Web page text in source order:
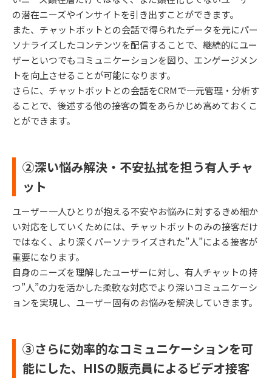
の潜在ニーズやインサイトを引き出すことができます。
また、チャットボットとの会話で得られたデータを元にパー
ソナライズしたコンテンツを配信することで、継続的にユー
ザーといつでもコミュニケーションを図り、エンゲージメン
トを向上させることが可能になります。
さらに、チャットボットとの会話をCRMで一元管理・分析す
ることで、後述する他の接客の質をあらかじめ高めておくこ
とができます。
②深い悩み解決・不安払拭を担う有人チャ
ット
ユーザー一人ひとりが抱える不安やお悩みに対するきめ細か
い対応をしていくためには、チャットボットのみの接客だけ
ではなく、より深くパーソナライズされた”人”による接客が
重要になります。
自身のニーズを理解したユーザーに対し、有人チャットの持
つ”人”の力を活かした柔軟な対応でより深いコミュニケーシ
ョンを実現し、ユーザー固有のお悩みを解決していきます。
③さらに効率的なコミュニケーションを可
能にした、HISの販売員によるビデオ接客